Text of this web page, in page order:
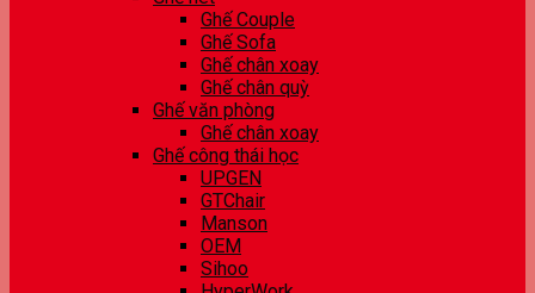
Ghế Couple
Ghế Sofa
Ghế chân xoay
Ghế chân quỳ
Ghế văn phòng
Ghế chân xoay
Ghế công thái học
UPGEN
GTChair
Manson
OEM
Sihoo